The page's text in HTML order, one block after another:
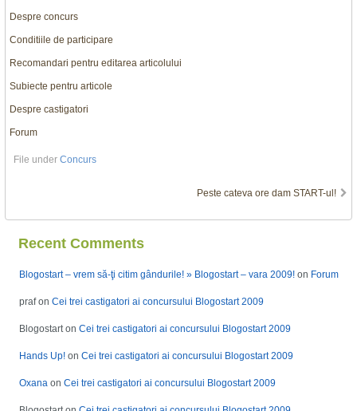
Despre concurs
Conditiile de participare
Recomandari pentru editarea articolului
Subiecte pentru articole
Despre castigatori
Forum
File under Concurs
navigation
Peste cateva ore dam START-ul!
Recent Comments
Blogostart – vrem să-ţi citim gândurile! » Blogostart – vara 2009!on Forum
prafon Cei trei castigatori ai concursului Blogostart 2009
Blogostarton Cei trei castigatori ai concursului Blogostart 2009
Hands Up!on Cei trei castigatori ai concursului Blogostart 2009
Oxanaon Cei trei castigatori ai concursului Blogostart 2009